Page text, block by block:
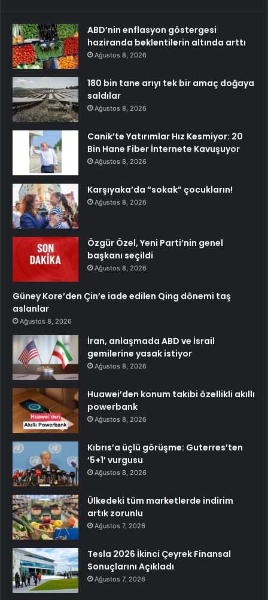
ABD’nin enflasyon göstergesi
haziranda beklentilerin altında arttı
Ağustos 8, 2026
180 bin tane arıyı tek bir amaç doğaya
saldılar
Ağustos 8, 2026
Canik’te Yatırımlar Hız Kesmiyor: 20
Bin Hane Fiber İnternete Kavuşuyor
Ağustos 8, 2026
Karşıyaka’da “sokak” çocukların!
Ağustos 8, 2026
Özgür Özel, Yeni Parti’nin genel
başkanı seçildi
Ağustos 8, 2026
Güney Kore’den Çin’e iade edilen Qing dönemi taş
aslanlar
Ağustos 8, 2026
İran, anlaşmada ABD ve İsrail
gemilerine yasak istiyor
Ağustos 8, 2026
Huawei’den konum takibi özellikli akıllı
powerbank
Ağustos 8, 2026
Kıbrıs’a üçlü görüşme: Guterres’ten
‘5+1’ vurgusu
Ağustos 8, 2026
Ülkedeki tüm marketlerde indirim
artık zorunlu
Ağustos 7, 2026
Tesla 2026 İkinci Çeyrek Finansal
Sonuçlarını Açıkladı
Ağustos 7, 2026